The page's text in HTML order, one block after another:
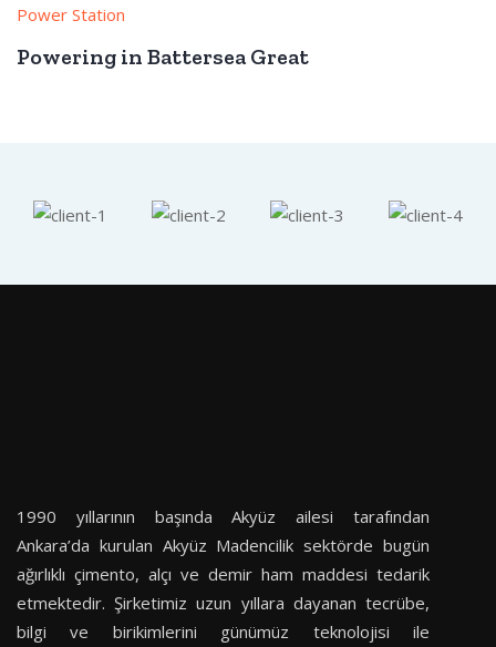
Power Station
Powering in Battersea Great
1990 yıllarının başında Akyüz ailesi tarafından
Ankara’da kurulan Akyüz Madencilik sektörde bugün
ağırlıklı çimento, alçı ve demir ham maddesi tedarik
etmektedir. Şirketimiz uzun yıllara dayanan tecrübe,
bilgi ve birikimlerini günümüz teknolojisi ile